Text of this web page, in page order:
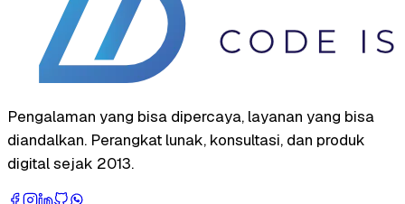
Pengalaman yang bisa dipercaya, layanan yang bisa
diandalkan. Perangkat lunak, konsultasi, dan produk
digital sejak 2013.